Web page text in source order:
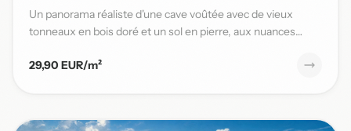
Un panorama réaliste d'une cave voûtée avec de vieux
tonneaux en bois doré et un sol en pierre, aux nuances
29,90 EUR/m²